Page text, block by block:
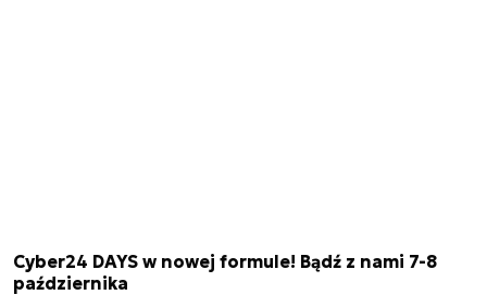
Cyber24 DAYS w nowej formule! Bądź z nami 7-8
października